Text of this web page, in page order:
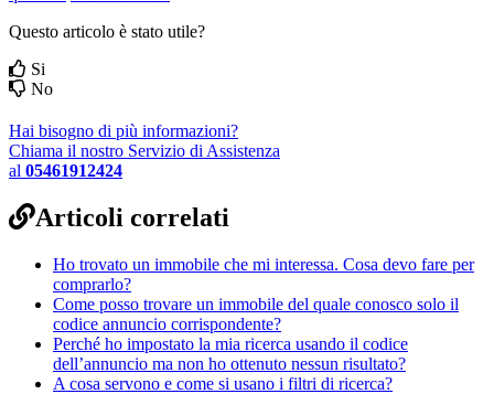
Questo articolo è stato utile?
Si
No
Hai bisogno di più informazioni?
Chiama il nostro Servizio di Assistenza
al 05461912424
Articoli correlati
Ho trovato un immobile che mi interessa. Cosa devo fare per
comprarlo?
Come posso trovare un immobile del quale conosco solo il
codice annuncio corrispondente?
Perché ho impostato la mia ricerca usando il codice
dell’annuncio ma non ho ottenuto nessun risultato?
A cosa servono e come si usano i filtri di ricerca?